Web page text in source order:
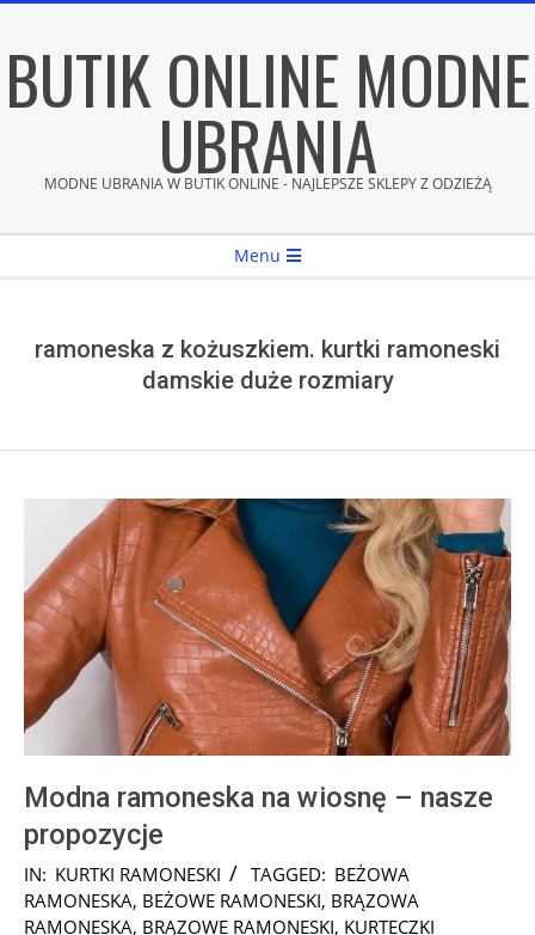
content
BUTIK ONLINE MODNE
UBRANIA
MODNE UBRANIA W BUTIK ONLINE - NAJLEPSZE SKLEPY Z ODZIEŻĄ
Menu
ramoneska z kożuszkiem. kurtki ramoneski
damskie duże rozmiary
Modna ramoneska na wiosnę – nasze
propozycje
2025-
01-
16
IN: KURTKI RAMONESKI TAGGED: BEŻOWA
RAMONESKA, BEŻOWE RAMONESKI, BRĄZOWA
RAMONESKA, BRĄZOWE RAMONESKI, KURTECZKI